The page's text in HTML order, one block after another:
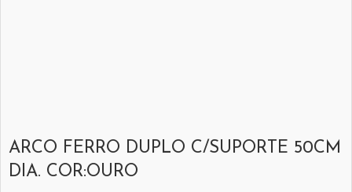
ARCO FERRO DUPLO C/SUPORTE 50CM
DIA. COR:OURO